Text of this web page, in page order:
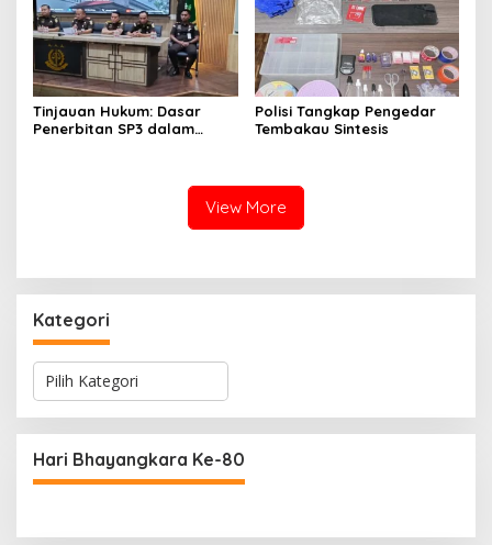
Tinjauan Hukum: Dasar
Penerbitan SP3 dalam
Polisi Tangkap Pengedar
Tembakau Sintesis
View More
Kategori
K
e
g
o
r
Hari Bhayangkara Ke-80